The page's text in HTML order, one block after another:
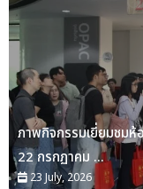
ภาพกิจกรรมเยี่ยมชม
22 กรกฏาคม ...
23 July, 2026